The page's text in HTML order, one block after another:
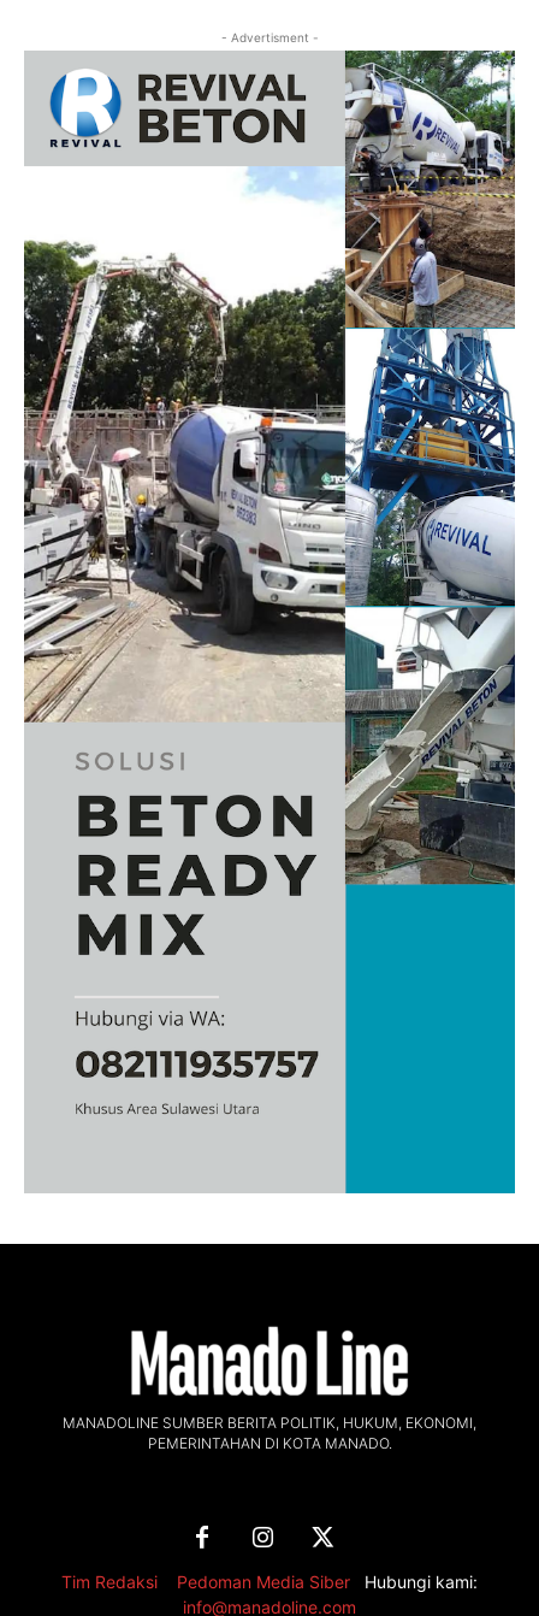
- Advertisment -
MANADOLINE SUMBER BERITA POLITIK, HUKUM, EKONOMI,
PEMERINTAHAN DI KOTA MANADO.
Tim Redaksi Pedoman Media Siber
Hubungi kami:
info@manadoline.com